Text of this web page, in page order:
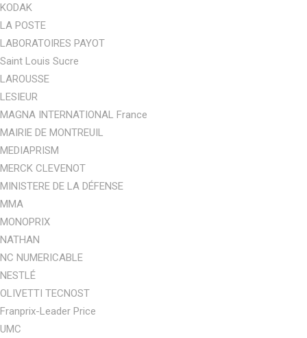
KODAK
LA POSTE
LABORATOIRES PAYOT
Saint Louis Sucre
LAROUSSE
LESIEUR
MAGNA INTERNATIONAL France
MAIRIE DE MONTREUIL
MEDIAPRISM
MERCK CLEVENOT
MINISTERE DE LA DÉFENSE
MMA
MONOPRIX
NATHAN
NC NUMERICABLE
NESTLÉ
OLIVETTI TECNOST
Franprix-Leader Price
UMC